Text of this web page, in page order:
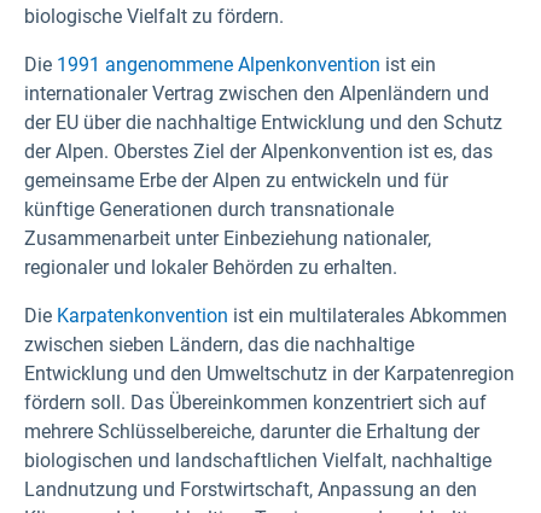
biologische Vielfalt zu fördern.
Die 1991 angenommene Alpenkonvention ist ein
internationaler Vertrag zwischen den Alpenländern und
der EU über die nachhaltige Entwicklung und den Schutz
der Alpen. Oberstes Ziel der Alpenkonvention ist es, das
gemeinsame Erbe der Alpen zu entwickeln und für
künftige Generationen durch transnationale
Zusammenarbeit unter Einbeziehung nationaler,
regionaler und lokaler Behörden zu erhalten.
Die Karpatenkonvention ist ein multilaterales Abkommen
zwischen sieben Ländern, das die nachhaltige
Entwicklung und den Umweltschutz in der Karpatenregion
fördern soll. Das Übereinkommen konzentriert sich auf
mehrere Schlüsselbereiche, darunter die Erhaltung der
biologischen und landschaftlichen Vielfalt, nachhaltige
Landnutzung und Forstwirtschaft, Anpassung an den